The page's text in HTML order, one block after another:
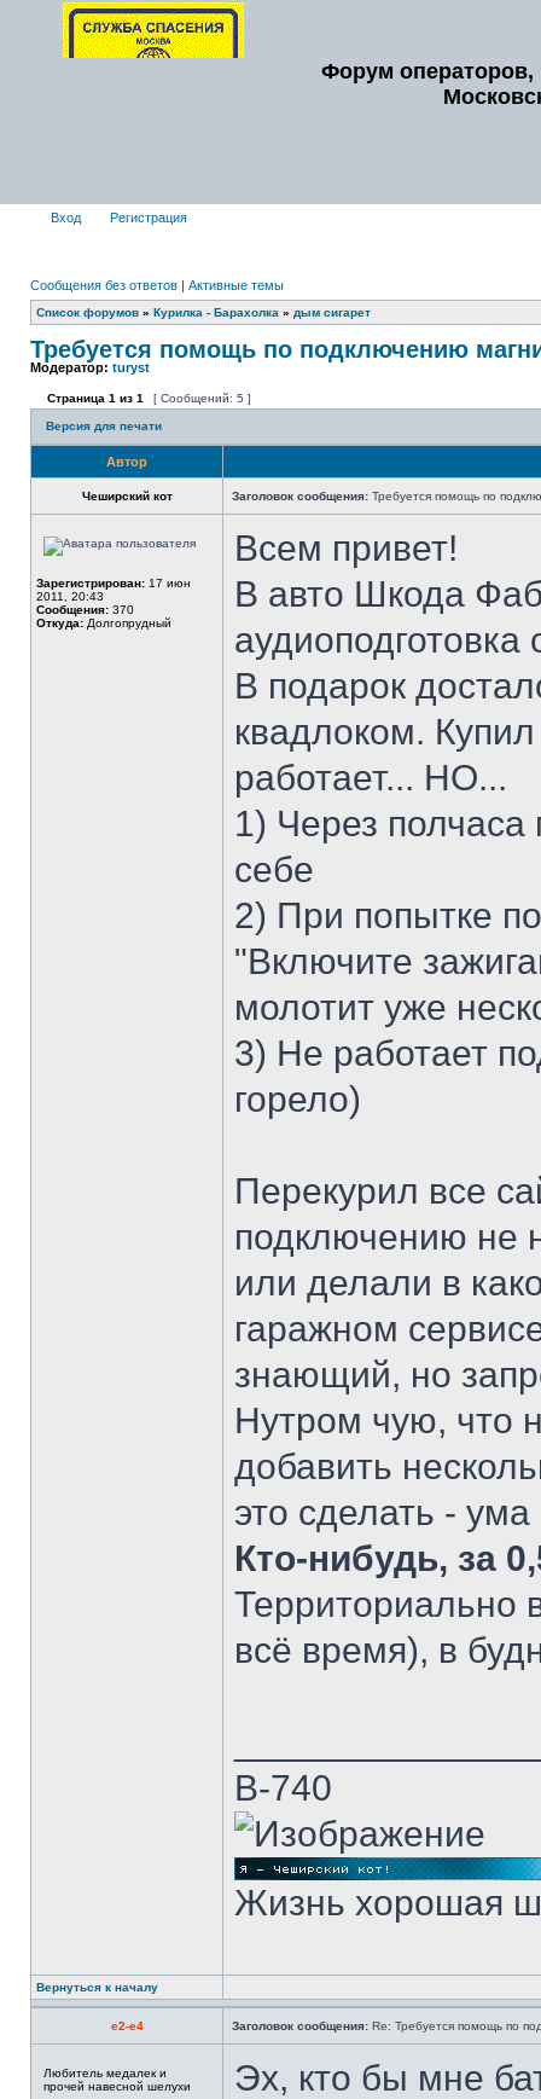
Форум операторов,
Вход Регистрация
Сообщения без ответов | Активные темы
Список форумов » Курилка - Барахолка » дым сигарет
Требуется помощь по подключению
Модератор: turyst
Страница 1 из 1 [ Сообщений: 5 ]
Версия для печати
Автор
Чеширский кот Заголовок сообщения: Требуется помощь по
Зарегистрирован: 17 июн
2011, 20:43
Сообщения: 370
Откуда: Долгопрудный
Всем привет!
В авто Шкода
В подарок
квадлоком.
работает... НО...
1) Через
себе
2) При попытке
"Включите
молотит уже
3) Не работает
горело)
Перекурил все
подключению не
или делали в
гаражном
знающий, но
Нутром чую, что
добавить
это сделать -
Кто-нибудь, за
Территориально
всё время), в
В-740
Жизнь хорошая
Вернуться к началу
e2-e4 Заголовок сообщения: Re: Требуется помощь по
Любитель медалек и
прочей навесной шелухи
Эх, кто бы мне